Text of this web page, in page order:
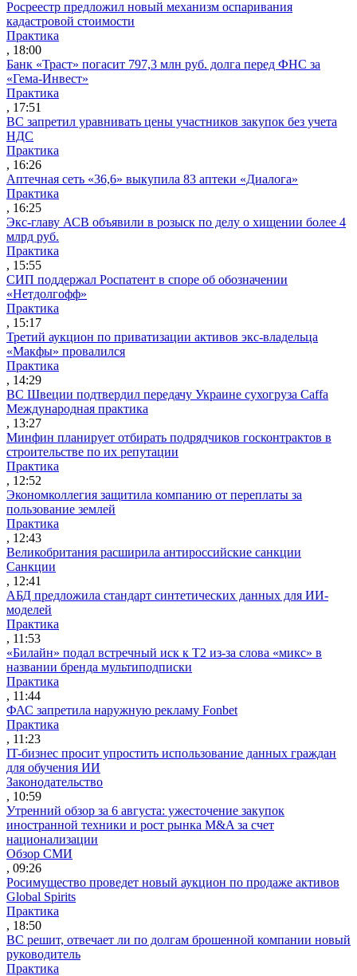
Росреестр предложил новый механизм оспаривания
кадастровой стоимости
Практика
, 18:00
Банк «Траст» погасит 797,3 млн руб. долга перед ФНС за
«Гема-Инвест»
Практика
, 17:51
ВС запретил уравнивать цены участников закупок без учета
НДС
Практика
, 16:26
Аптечная сеть «36,6» выкупила 83 аптеки «Диалога»
Практика
, 16:25
Экс-главу АСВ объявили в розыск по делу о хищении более 4
млрд руб.
Практика
, 15:55
СИП поддержал Роспатент в споре об обозначении
«Нетдолгофф»
Практика
, 15:17
Третий аукцион по приватизации активов экс-владельца
«Макфы» провалился
Практика
, 14:29
ВС Швеции подтвердил передачу Украине сухогруза Caffa
Международная практика
, 13:27
Минфин планирует отбирать подрядчиков госконтрактов в
строительстве по их репутации
Практика
, 12:52
Экономколлегия защитила компанию от переплаты за
пользование землей
Практика
, 12:43
Великобритания расширила антироссийские санкции
Санкции
, 12:41
АБД предложила стандарт синтетических данных для ИИ-
моделей
Практика
, 11:53
«Билайн» подал встречный иск к Т2 из-за слова «микс» в
названии бренда мультиподписки
Практика
, 11:44
ФАС запретила наружную рекламу Fonbet
Практика
, 11:23
IT-бизнес просит упростить использование данных граждан
для обучения ИИ
Законодательство
, 10:59
Утренний обзор за 6 августа: ужесточение закупок
иностранной техники и рост рынка M&A за счет
национализации
Обзор СМИ
, 09:26
Росимущество проведет новый аукцион по продаже активов
Global Spirits
Практика
, 18:50
ВС решит, отвечает ли по долгам брошенной компании новый
руководитель
Практика